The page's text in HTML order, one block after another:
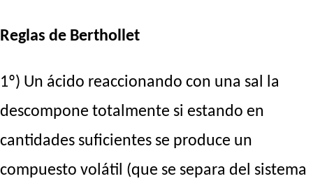
Reglas de Berthollet
1º) Un ácido reaccionando con una sal la
descompone totalmente si estando en
cantidades suficientes se produce un
compuesto volátil (que se separa del sistema